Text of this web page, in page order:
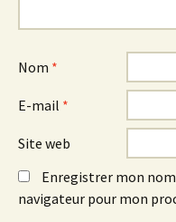
Nom *
E-mail *
Site web
Enregistrer mon
navigateur pour mon